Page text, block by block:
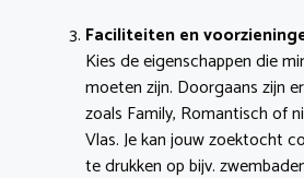
Faciliteiten en
Kies de eigenschappen die
moeten zijn. Doorgaans zijn
zoals Family, Romantisch of
Vlas. Je kan jouw zoektocht
te drukken op bijv.